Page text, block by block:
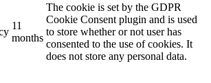
11
months
The cookie is set by the GDPR
Cookie Consent plugin and is used
to store whether or not user has
consented to the use of cookies. It
does not store any personal data.